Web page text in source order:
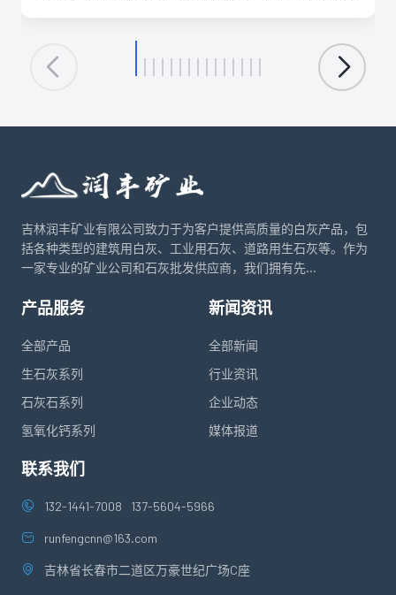
优化生产工艺、降低能耗、实现资源可持续利用具有重要
意义。
吉林润丰矿业有限公司致力于为客户提供高质量的白灰产品，包
括各种类型的建筑用白灰、工业用石灰、道路用生石灰等。作为
一家专业的矿业公司和石灰批发供应商，我们拥有先...
产品服务
全部产品
生石灰系列
石灰石系列
氢氧化钙系列
新闻资讯
全部新闻
行业资讯
企业动态
媒体报道
联系我们
132-1441-7008 137-5604-5966
runfengcnn@163.com
吉林省长春市二道区万豪世纪广场C座